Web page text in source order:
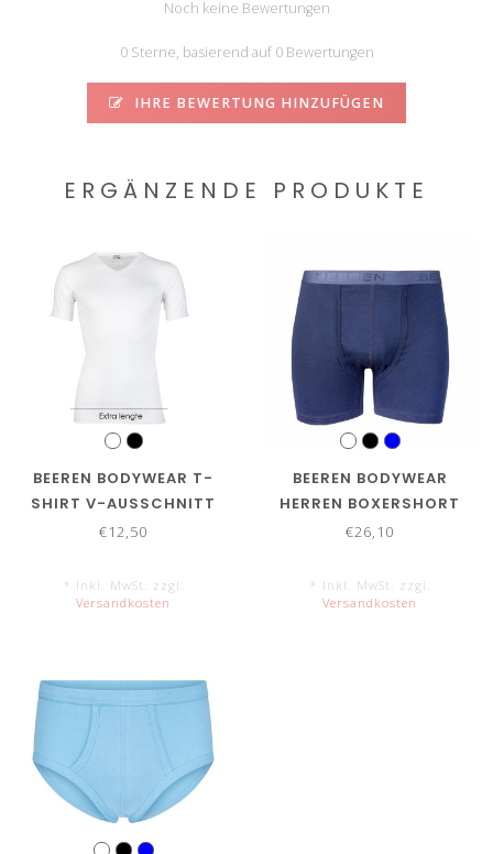
Noch keine Bewertungen
0 Sterne, basierend auf 0 Bewertungen
IHRE BEWERTUNG HINZUFÜGEN
ERGÄNZENDE PRODUKTE
BEEREN BODYWEAR T-
SHIRT V-AUSSCHNITT
EXTRA LANGE
€12,50
* Inkl. MwSt. zzgl.
Versandkosten
BEEREN BODYWEAR
HERREN BOXERSHORT
DYLAN
€26,10
* Inkl. MwSt. zzgl.
Versandkosten